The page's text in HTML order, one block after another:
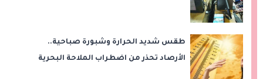
طقس شديد الحرارة وشبورة صباحية..
الأرصاد تحذر من اضطراب الملاحة البحرية